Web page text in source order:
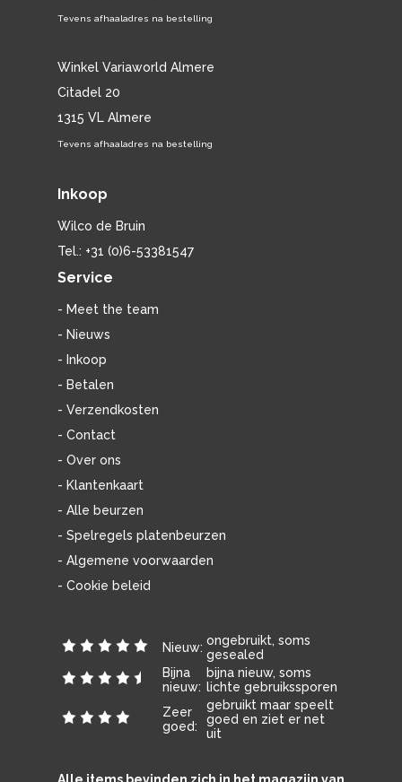
Tevens afhaaladres na bestelling
Winkel Variaworld Almere
Citadel 20
1315 VL Almere
Tevens afhaaladres na bestelling
Inkoop
Wilco de Bruin
Tel.: +31 (0)6-53381547
Service
- Meet the team
- Nieuws
- Inkoop
- Betalen
- Verzendkosten
- Contact
- Over ons
- Klantenkaart
- Alle beurzen
- Spelregels platenbeurzen
- Algemene voorwaarden
- Cookie beleid
Nieuw: ongebruikt, soms
gesealed
Bijna
nieuw:
bijna nieuw, soms
lichte gebruikssporen
Zeer
goed:
gebruikt maar speelt
goed en ziet er net
uit